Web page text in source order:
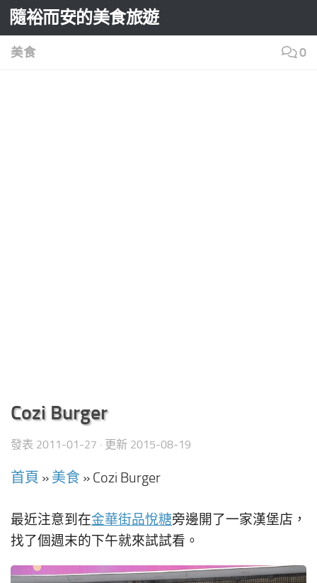
Skip to content
隨裕而安的美食旅遊
美食 0
Cozi Burger
發表 2011-01-27 · 更新 2015-08-19
首頁 » 美食 » Cozi Burger
最近注意到在金華街品悅糖旁邊開了一家漢堡店，
找了個週末的下午就來試試看。